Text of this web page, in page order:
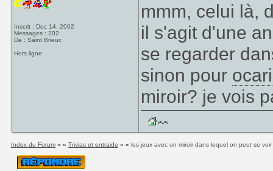
Inscrit : Dec 14, 2002
Messages : 202
De : Saint Brieuc
Hors ligne
mmm, celui là,
il s'agit d'une
se regarder
sinon pour
miroir? je vois
Index du Forum» » Trivias et entraide » » les jeux avec un miroir dans lequel on peut se voir